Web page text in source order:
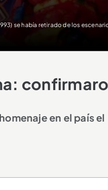
se había retirado de los
en el país el